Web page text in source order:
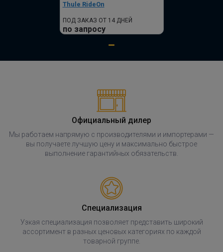
Thule RideOn
ПОД ЗАКАЗ ОТ 14 ДНЕЙ
по запросу
Официальный дилер
Мы работаем напрямую с производителями и импортерами —
вы получаете лучшую цену и максимально быстрое
выполнение гарантийных обязательств.
Специализация
Узкая специализация позволяет представить широкий
ассортимент в разных ценовых категориях по каждой
товарной группе.